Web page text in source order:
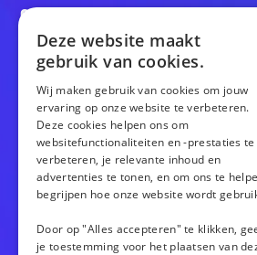
OPTIES
Website
Webshop
Versnellen
Gratis homepagina
OVERIG
Cases
Over ons
Blogs
Deze website maakt
gebruik van cookies.
Wij maken gebruik van cookies om jouw
ervaring op onze website te verbeteren.
Deze cookies helpen ons om
websitefunctionaliteiten en -prestaties te
verbeteren, je relevante inhoud en
advertenties te tonen, en om ons te
begrijpen hoe onze website wordt
Door op "Alles accepteren" te klikken,
je toestemming voor het plaatsen van